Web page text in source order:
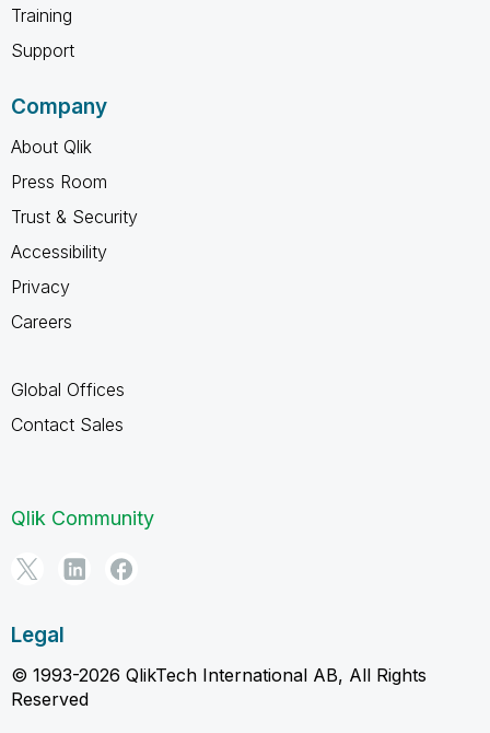
Training
Support
Company
About Qlik
Press Room
Trust & Security
Accessibility
Privacy
Careers
Global Offices
Contact Sales
Qlik Community
Legal
© 1993-2026 QlikTech International AB, All Rights
Reserved